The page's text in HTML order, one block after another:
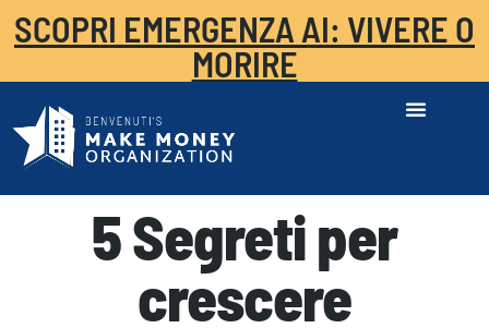
SCOPRI EMERGENZA AI: VIVERE O
MORIRE
5 Segreti per
crescere